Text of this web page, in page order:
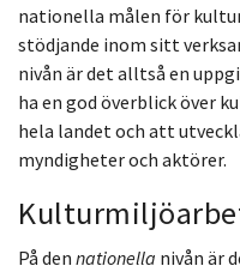
nationella målen för
stödjande inom sitt
nivån är det alltså en
ha en god överblick över
hela landet och att
myndigheter och aktörer.
På den nationella nivån är